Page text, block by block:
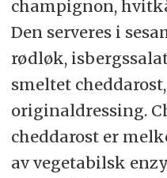
champignon,
Den serveres i
rødløk,
smeltet
originaldressing.
cheddarost er
av vegetabilsk